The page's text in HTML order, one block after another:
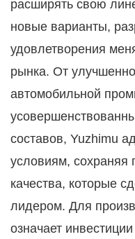
расширять свою
новые варианты,
удовлетворения
рынка. От
автомобильной
составов, Yuzhimu
условиям, сохраняя
качества, которые
лидером. Для
означает